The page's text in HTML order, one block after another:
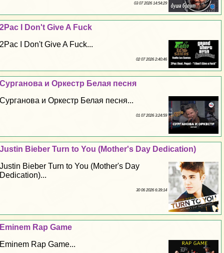
03 07 2026 14:54:29
2Pac I Don't Give A Fuck
2Pac I Don't Give A Fuck...
02 07 2026 2:40:46
Сурганова и Оркестр Белая песня
Сурганова и Оркестр Белая песня...
01 07 2026 3:24:59
Justin Bieber Turn to You (Mother's Day Dedication)
Justin Bieber Turn to You (Mother's Day
Dedication)...
30 06 2026 6:39:14
Eminem Rap Game
Eminem Rap Game...